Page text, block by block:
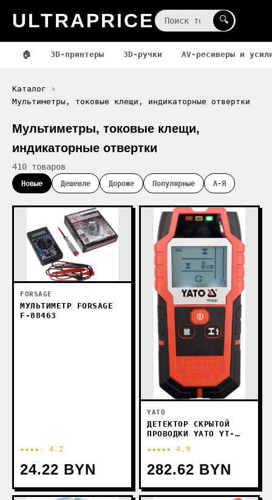
ULTRAPRICE 🔍
🏠 3D-принтеры 3D-ручки AV-ресиверы и
Каталог
Мультиметры, токовые клещи, индикаторные отвертки
Мультиметры, токовые клещи,
индикаторные отвертки
410 товаров
Новые Дешевле Дороже Популярные А-Я
FORSAGE
МУЛЬТИМЕТР FORSAGE
F-88463
★★★★☆ 4.2
24.22 BYN
YATO
ДЕТЕКТОР СКРЫТОЙ
ПРОВОДКИ YATO YT-
★★★★★ 4.9
282.62 BYN